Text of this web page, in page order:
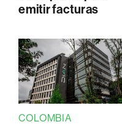
emitir facturas
COLOMBIA